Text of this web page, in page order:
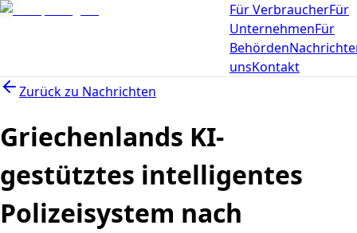
Für VerbraucherFür
UnternehmenFür
Behörden
unsKontakt
Zurück zu Nachrichten
Griechenlands KI-
gestütztes intelligentes
Polizeisystem nach